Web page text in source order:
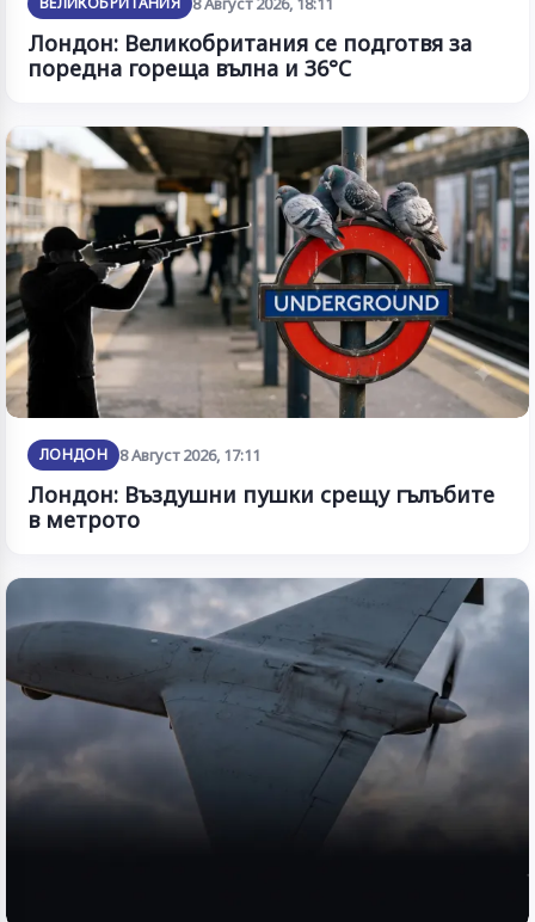
Лондон: Великобритания се подготвя за
поредна гореща вълна и 36°C
ЛОНДОН 8 Август 2026, 17:11
Лондон: Въздушни пушки срещу гълъбите
в метрото